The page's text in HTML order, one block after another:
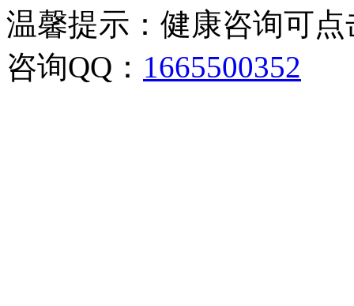
温馨提示：健康咨询可
咨询QQ： 1665500352